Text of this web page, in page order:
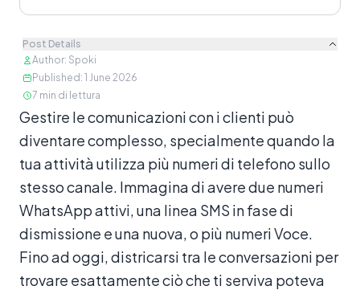
Post Details
Author: Spoki
Published : 1 June 2026
7 min di lettura
Contenuto
Gestire le comunicazioni con i clienti può
diventare complesso, specialmente quando la
tua attività utilizza più numeri di telefono sullo
stesso canale. Immagina di avere due numeri
WhatsApp attivi, una linea SMS in fase di
dismissione e una nuova, o più numeri Voce.
Fino ad oggi, districarsi tra le conversazioni per
trovare esattamente ciò che ti serviva poteva